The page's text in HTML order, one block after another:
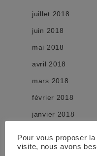
juillet 2018
juin 2018
mai 2018
avril 2018
mars 2018
février 2018
janvier 2018
novembre 2017
Pour vous proposer
visite, nous avons